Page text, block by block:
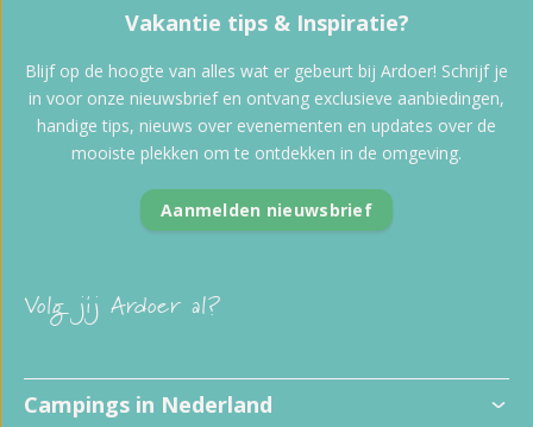
Volg jij Ardoer al?
Campings in Nederland
Vakantie tips & Inspiratie?
Blijf op de hoogte van alles wat er gebeurt bij Ardoer! Schrijf je
in voor onze nieuwsbrief en ontvang exclusieve aanbiedingen,
handige tips, nieuws over evenementen en updates over de
mooiste plekken om te ontdekken in de omgeving.
Aanmelden nieuwsbrief